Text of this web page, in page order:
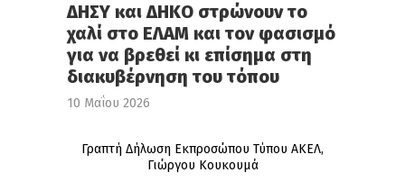
ΔΗΣΥ και ΔΗΚΟ στρώνουν το
χαλί στο ΕΛΑΜ και τον φασισμό
για να βρεθεί κι επίσημα στη
διακυβέρνηση του τόπου
10 Μαΐου 2026
Γραπτή Δήλωση Εκπροσώπου Τύπου ΑΚΕΛ,
Γιώργου Κουκουμά